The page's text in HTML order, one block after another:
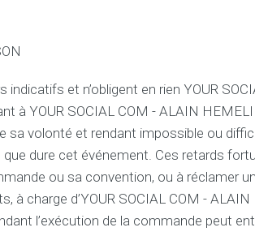
et n’obligent en rien YOUR
à YOUR SOCIAL COM - ALAIN
sa volonté et rendant impossible ou
dure cet événement. Ces retards
ou sa convention, ou à réclamer
à charge d’YOUR SOCIAL COM -
l’exécution de la commande peut